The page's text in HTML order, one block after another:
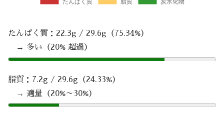
たんぱく質：22.3g / 29.6g（75.34%）
→ 多い（20% 超過）
脂質：7.2g / 29.6g（24.33%）
→ 適量（20%～30%）